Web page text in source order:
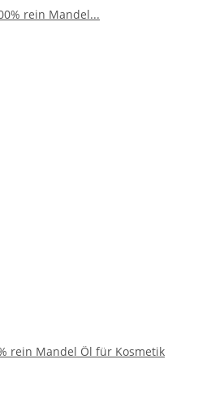
rein Mandel Öl für Kosmetik